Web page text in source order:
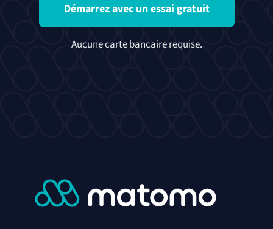
Démarrez avec un essai gratuit
Aucune carte bancaire requise.